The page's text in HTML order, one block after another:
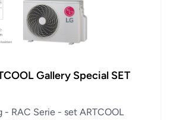
Gallery Special SET
RAC Serie - set ARTCOOL